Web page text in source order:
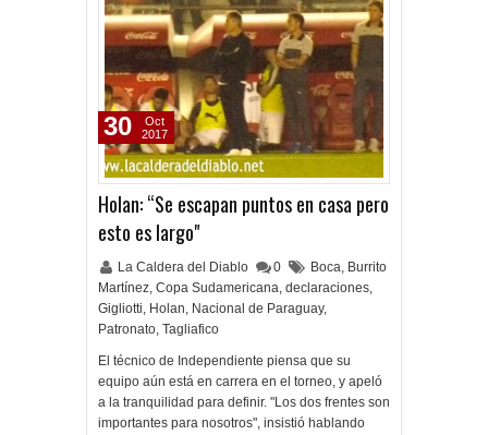
Holan: “Se escapan puntos en casa pero
esto es largo"
La Caldera del Diablo 0 Boca, Burrito
Martínez, Copa Sudamericana, declaraciones,
Gigliotti, Holan, Nacional de Paraguay,
Patronato, Tagliafico
El técnico de Independiente piensa que su
equipo aún está en carrera en el torneo, y apeló
a la tranquilidad para definir. "Los dos frentes son
importantes para nosotros", insistió hablando
30
Oct
2017